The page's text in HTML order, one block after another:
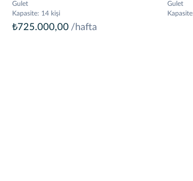
Gulet
Kapasite: 14 kişi
₺725.000,00 /hafta
Gulet
Kapasite